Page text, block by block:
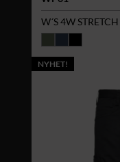
W´S 4W
NYHET!